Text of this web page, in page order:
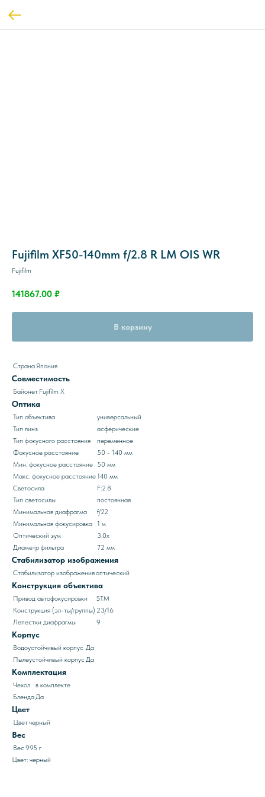
Fujifilm XF50-140mm f/2.8 R LM OIS WR
Fujifilm
141867.00 ₽
В корзину
СтранаЯпония
Совместимость
Байонет Fujifilm X
Оптика
Тип объектива
универсальный
Тип линз
асферические
Тип фокусного расстояния
переменное
Фокусное расстояние
50 - 140 мм
Мин. фокусное расстояние 50 мм
Макс. фокусное расстояние 140 мм
Светосила
F:2.8
Тип светосилы
постоянная
Минимальная диафрагма
f/22
Минимальная фокусировка
1 м
Оптический зум
3.0x
Диаметр фильтра
72 мм
Стабилизатор изображения
Стабилизатор изображенияоптический
Конструкция объектива
Привод автофокусировки
STM
Конструкция (эл-ты/группы) 23/16
Лепестки диафрагмы
9
Корпус
Водоустойчивый корпус Да
Пылеустойчивый корпусДа
Комплектация
Чехол
в комплекте
БлендаДа
Цвет
Цветчерный
Вес
Вес995 г
Цвет: черный